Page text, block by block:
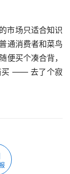
市场只适合知识
通消费者和菜鸟
便买个凑合背，
买 —— 去了个寂